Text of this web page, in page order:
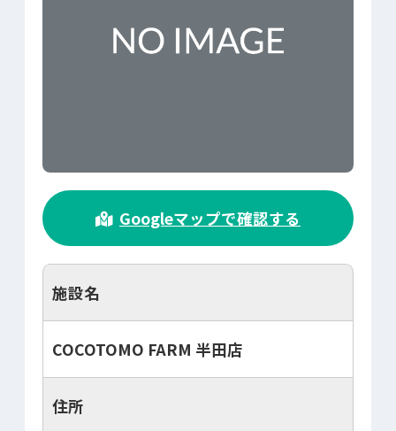
Googleマップで確認する
施設名
COCOTOMO FARM 半田店
住所